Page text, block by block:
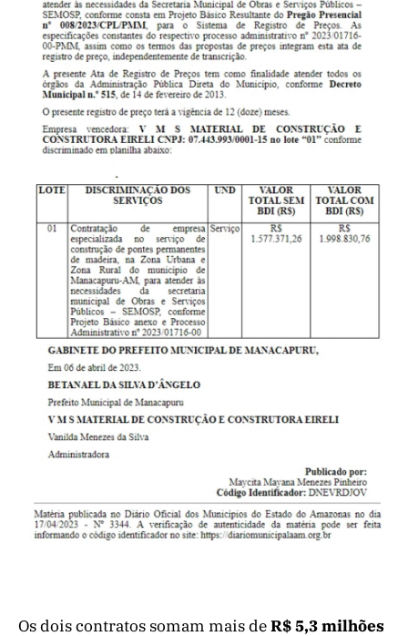
Os dois contratos somam mais deR$ 5,3 milhões